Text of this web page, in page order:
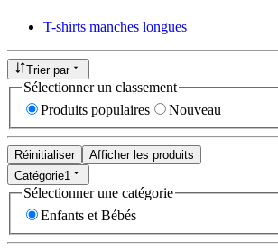
T-shirts manches longues
Trier par
Sélectionner un classement
Produits populaires
Nouveau
Réinitialiser
Afficher les produits
Catégorie1
Sélectionner une catégorie
Enfants et Bébés